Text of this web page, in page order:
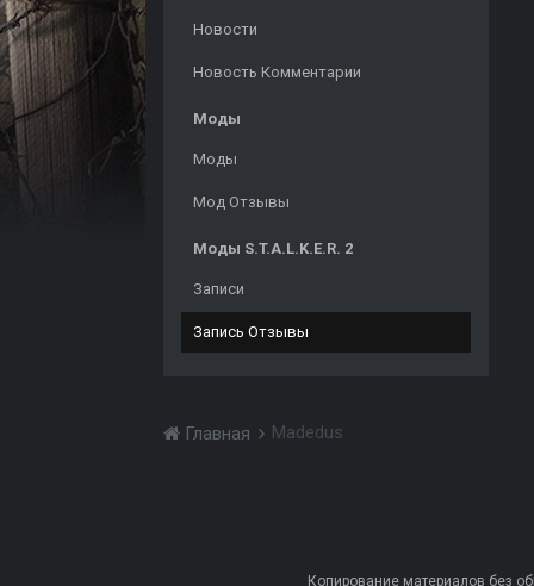
Новости
Новость Комментарии
Моды
Моды
Мод Отзывы
Моды S.T.A.L.K.E.R. 2
Записи
Запись Отзывы
Главная Madedus
Копирование материалов без